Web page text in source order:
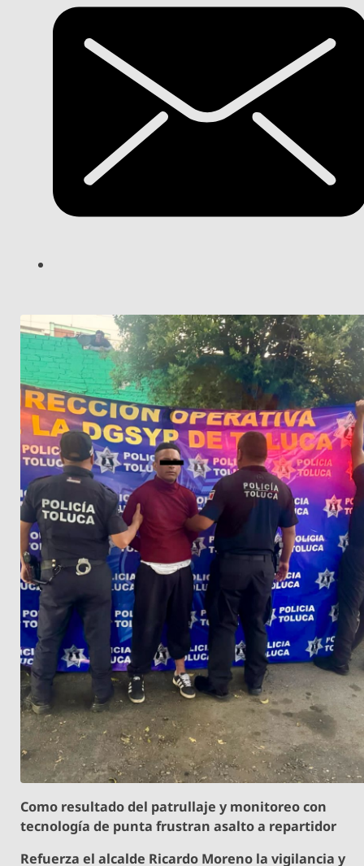
Como resultado del patrullaje y monitoreo con
tecnología de punta frustran asalto a repartidor
Refuerza el alcalde Ricardo Moreno la vigilancia y